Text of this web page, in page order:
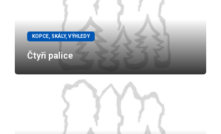
KOPCE, SKÁLY, VÝHLEDY
Čtyři palice